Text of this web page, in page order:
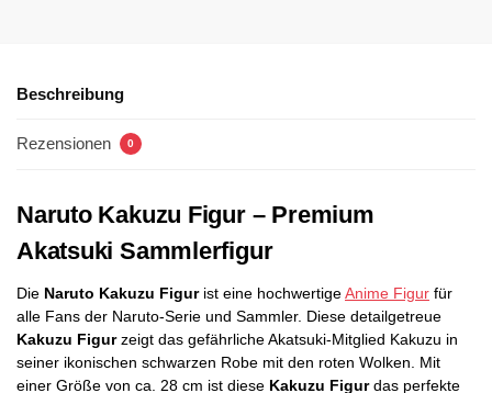
Beschreibung
Rezensionen 0
Naruto Kakuzu Figur – Premium
Akatsuki Sammlerfigur
Die Naruto Kakuzu Figurist eine hochwertigeAnime Figur für
alle Fans der Naruto-Serie und Sammler. Diese detailgetreue
Kakuzu Figurzeigt das gefährliche Akatsuki-Mitglied Kakuzu in
seiner ikonischen schwarzen Robe mit den roten Wolken. Mit
einer Größe von ca. 28 cm ist diese Kakuzu Figurdas perfekte